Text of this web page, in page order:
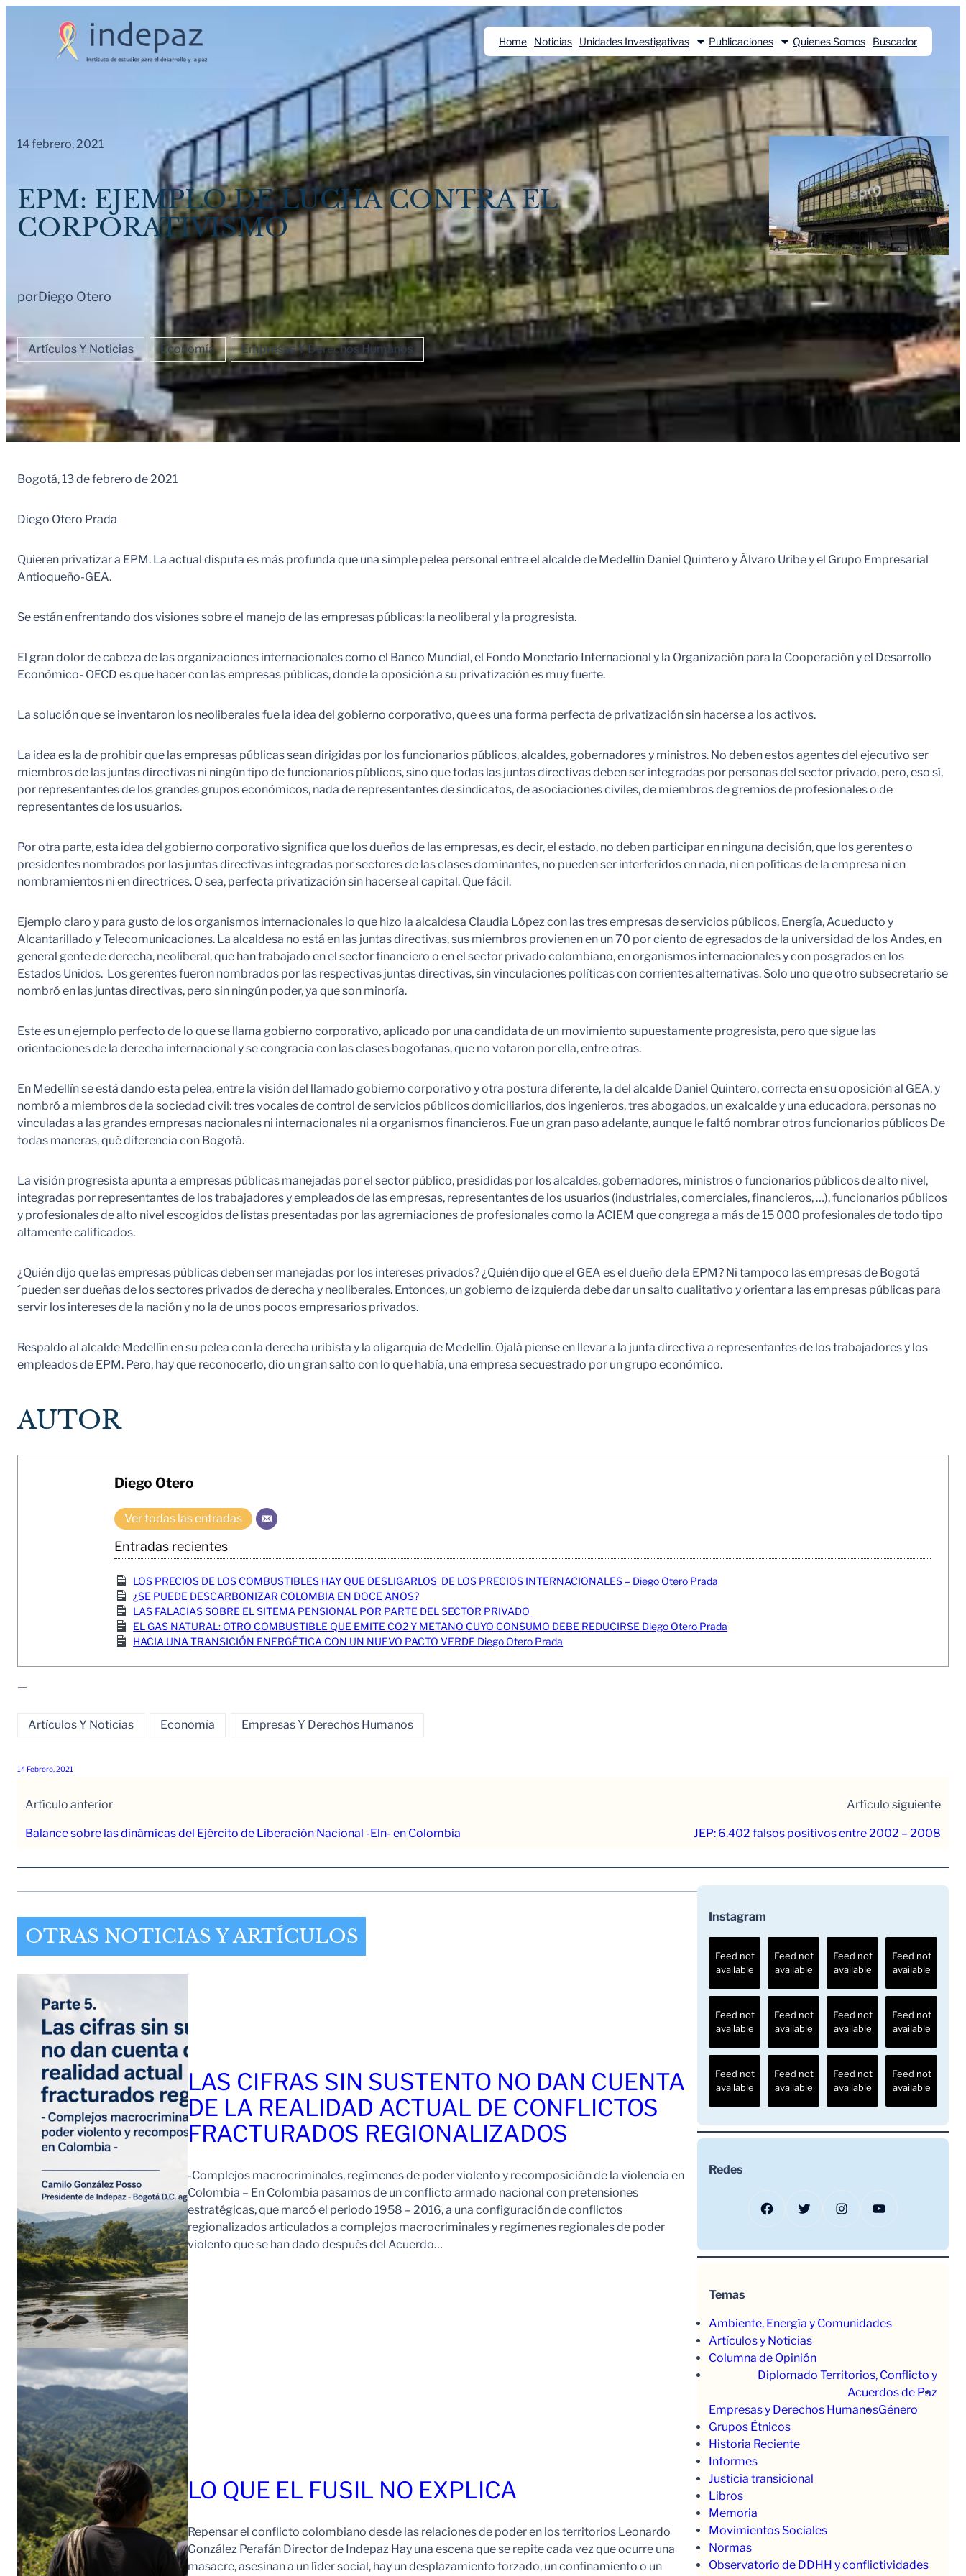
Home Noticias Unidades Investigativas Publicaciones Quienes Somos Buscador
14 febrero, 2021
EPM: EJEMPLO DE LUCHA CONTRA EL
CORPORATIVISMO
porDiego Otero
Artículos Y Noticias Economía Empresas Y Derechos Humanos
Bogotá, 13 de febrero de 2021
Diego Otero Prada
Quieren privatizar a EPM. La actual disputa es más profunda que una simple pelea personal entre el alcalde de Medellín Daniel Quintero y Álvaro Uribe y el Grupo Empresarial
Antioqueño-GEA.
Se están enfrentando dos visiones sobre el manejo de las empresas públicas: la neoliberal y la progresista.
El gran dolor de cabeza de las organizaciones internacionales como el Banco Mundial, el Fondo Monetario Internacional y la Organización para la Cooperación y el Desarrollo
Económico- OECD es que hacer con las empresas públicas, donde la oposición a su privatización es muy fuerte.
La solución que se inventaron los neoliberales fue la idea del gobierno corporativo, que es una forma perfecta de privatización sin hacerse a los activos.
La idea es la de prohibir que las empresas públicas sean dirigidas por los funcionarios públicos, alcaldes, gobernadores y ministros. No deben estos agentes del ejecutivo ser
miembros de las juntas directivas ni ningún tipo de funcionarios públicos, sino que todas las juntas directivas deben ser integradas por personas del sector privado, pero, eso sí,
por representantes de los grandes grupos económicos, nada de representantes de sindicatos, de asociaciones civiles, de miembros de gremios de profesionales o de
representantes de los usuarios.
Por otra parte, esta idea del gobierno corporativo significa que los dueños de las empresas, es decir, el estado, no deben participar en ninguna decisión, que los gerentes o
presidentes nombrados por las juntas directivas integradas por sectores de las clases dominantes, no pueden ser interferidos en nada, ni en políticas de la empresa ni en
nombramientos ni en directrices. O sea, perfecta privatización sin hacerse al capital. Que fácil.
Ejemplo claro y para gusto de los organismos internacionales lo que hizo la alcaldesa Claudia López con las tres empresas de servicios públicos, Energía, Acueducto y
Alcantarillado y Telecomunicaciones. La alcaldesa no está en las juntas directivas, sus miembros provienen en un 70 por ciento de egresados de la universidad de los Andes, en
general gente de derecha, neoliberal, que han trabajado en el sector financiero o en el sector privado colombiano, en organismos internacionales y con posgrados en los
Estados Unidos. Los gerentes fueron nombrados por las respectivas juntas directivas, sin vinculaciones políticas con corrientes alternativas. Solo uno que otro subsecretario se
nombró en las juntas directivas, pero sin ningún poder, ya que son minoría.
Este es un ejemplo perfecto de lo que se llama gobierno corporativo, aplicado por una candidata de un movimiento supuestamente progresista, pero que sigue las
orientaciones de la derecha internacional y se congracia con las clases bogotanas, que no votaron por ella, entre otras.
En Medellín se está dando esta pelea, entre la visión del llamado gobierno corporativo y otra postura diferente, la del alcalde Daniel Quintero, correcta en su oposición al GEA, y
nombró a miembros de la sociedad civil: tres vocales de control de servicios públicos domiciliarios, dos ingenieros, tres abogados, un exalcalde y una educadora, personas no
vinculadas a las grandes empresas nacionales ni internacionales ni a organismos financieros. Fue un gran paso adelante, aunque le faltó nombrar otros funcionarios públicos De
todas maneras, qué diferencia con Bogotá.
La visión progresista apunta a empresas públicas manejadas por el sector público, presididas por los alcaldes, gobernadores, ministros o funcionarios públicos de alto nivel,
integradas por representantes de los trabajadores y empleados de las empresas, representantes de los usuarios (industriales, comerciales, financieros, …), funcionarios públicos
y profesionales de alto nivel escogidos de listas presentadas por las agremiaciones de profesionales como la ACIEM que congrega a más de 15 000 profesionales de todo tipo
altamente calificados.
¿Quién dijo que las empresas públicas deben ser manejadas por los intereses privados? ¿Quién dijo que el GEA es el dueño de la EPM? Ni tampoco las empresas de Bogotá
´pueden ser dueñas de los sectores privados de derecha y neoliberales. Entonces, un gobierno de izquierda debe dar un salto cualitativo y orientar a las empresas públicas para
servir los intereses de la nación y no la de unos pocos empresarios privados.
Respaldo al alcalde Medellín en su pelea con la derecha uribista y la oligarquía de Medellín. Ojalá piense en llevar a la junta directiva a representantes de los trabajadores y los
empleados de EPM. Pero, hay que reconocerlo, dio un gran salto con lo que había, una empresa secuestrado por un grupo económico.
AUTOR
Diego Otero
Ver todas las entradas
Entradas recientes
LOS PRECIOS DE LOS COMBUSTIBLES HAY QUE DESLIGARLOS DE LOS PRECIOS INTERNACIONALES – Diego Otero Prada
¿SE PUEDE DESCARBONIZAR COLOMBIA EN DOCE AÑOS?
LAS FALACIAS SOBRE EL SITEMA PENSIONAL POR PARTE DEL SECTOR PRIVADO
EL GAS NATURAL: OTRO COMBUSTIBLE QUE EMITE CO2 Y METANO CUYO CONSUMO DEBE REDUCIRSE Diego Otero Prada
HACIA UNA TRANSICIÓN ENERGÉTICA CON UN NUEVO PACTO VERDE Diego Otero Prada
—
Artículos Y Noticias Economía Empresas Y Derechos Humanos
14 Febrero, 2021
Artículo anterior
Balance sobre las dinámicas del Ejército de Liberación Nacional -Eln- en Colombia
Artículo siguiente
JEP: 6.402 falsos positivos entre 2002 – 2008
OTRAS NOTICIAS Y ARTÍCULOS
LAS CIFRAS SIN SUSTENTO NO DAN CUENTA
DE LA REALIDAD ACTUAL DE CONFLICTOS
FRACTURADOS REGIONALIZADOS
-Complejos macrocriminales, regímenes de poder violento y recomposición de la violencia en
Colombia – En Colombia pasamos de un conflicto armado nacional con pretensiones
estratégicas, que marcó el periodo 1958 – 2016, a una configuración de conflictos
regionalizados articulados a complejos macrocriminales y regímenes regionales de poder
violento que se han dado después del Acuerdo…
LO QUE EL FUSIL NO EXPLICA
Repensar el conflicto colombiano desde las relaciones de poder en los territorios Leonardo
González Perafán Director de Indepaz Hay una escena que se repite cada vez que ocurre una
masacre, asesinan a un líder social, hay un desplazamiento forzado, un confinamiento o un
Instagram
Feed not
available
Feed not
available
Feed not
available
Feed not
available
Feed not
available
Feed not
available
Feed not
available
Feed not
available
Feed not
available
Feed not
available
Feed not
available
Feed not
available
Redes
Facebook Twitter Instagram YouTube
Temas
Ambiente, Energía y Comunidades
Artículos y Noticias
Columna de Opinión
Diplomado Territorios, Conflicto y
Acuerdos de Paz
Empresas y Derechos HumanosGénero
Grupos Étnicos
Historia Reciente
Informes
Justicia transicional
Libros
Memoria
Movimientos Sociales
Normas
Observatorio de DDHH y conflictividades